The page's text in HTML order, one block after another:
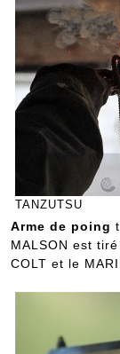
TANZUTSU
Arme de poing
MALSON est
COLT et le